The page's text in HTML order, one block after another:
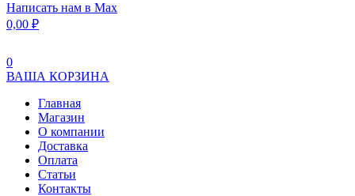
Написать нам в Max
0,00 ₽
0
ВАША КОРЗИНА
Главная
Магазин
О компании
Доставка
Оплата
Статьи
Контакты